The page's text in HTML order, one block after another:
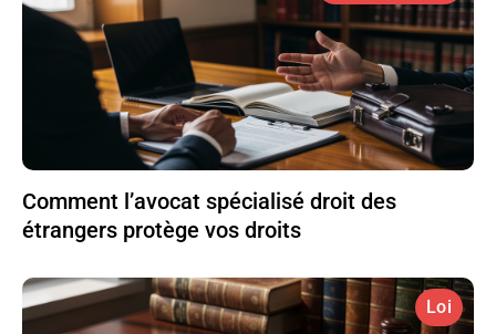
Comment l’avocat spécialisé droit des
étrangers protège vos droits
Loi